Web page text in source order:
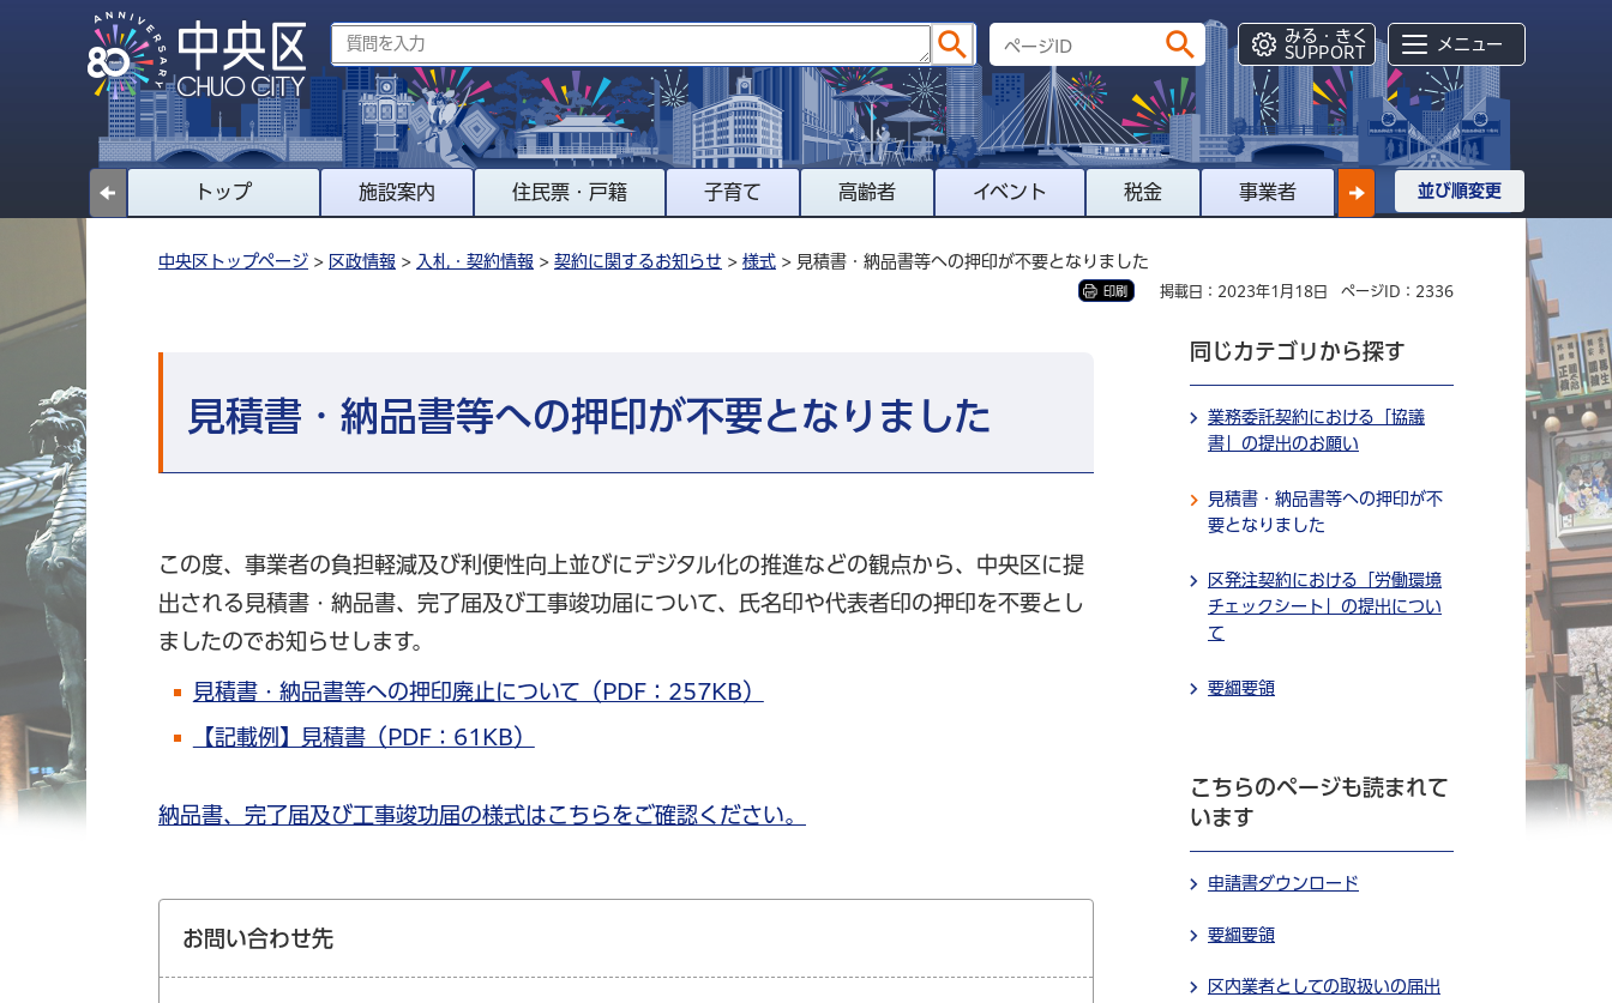
みる・きく
SUPPORT
メニュー
トップ 施設案内 住民票・戸籍 子育て 高齢者 イベント 税金 事業者 並び順変更
中央区トップページ > 区政情報 > 入札・契約情報 > 契約に関するお知らせ > 様式 > 見積書・納品書等への押印が不要となりました
印刷 掲載日：2023年1月18日 ページID：2336
見積書・納品書等への押印が不要となりました
この度、事業者の負担軽減及び利便性向上並びにデジタル化の推進などの観点から、中央区に提
出される見積書・納品書、完了届及び工事竣功届について、氏名印や代表者印の押印を不要とし
ましたのでお知らせします。
見積書・納品書等への押印廃止について（PDF：257KB）
【記載例】見積書（PDF：61KB）
納品書、完了届及び工事竣功届の様式はこちらをご確認ください。
お問い合わせ先
同じカテゴリから探す
業務委託契約における「協議
書」の提出のお願い
見積書・納品書等への押印が不
要となりました
区発注契約における「労働環境
チェックシート」の提出につい
て
要綱要領
こちらのページも読まれて
います
申請書ダウンロード
要綱要領
区内業者としての取扱いの届出